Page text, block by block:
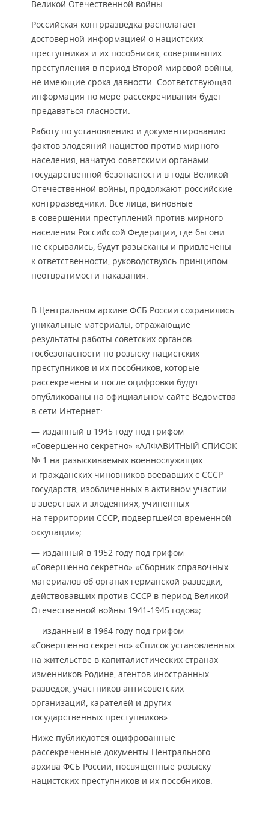
Великой Отечественной войны.
Российская контрразведка располагает
достоверной информацией о нацистских
преступниках и их пособниках, совершивших
преступления в период Второй мировой войны,
не имеющие срока давности. Соответствующая
информация по мере рассекречивания будет
предаваться гласности.
Работу по установлению и документированию
фактов злодеяний нацистов против мирного
населения, начатую советскими органами
государственной безопасности в годы Великой
Отечественной войны, продолжают российские
контрразведчики. Все лица, виновные
в совершении преступлений против мирного
населения Российской Федерации, где бы они
не скрывались, будут разысканы и привлечены
к ответственности, руководствуясь принципом
неотвратимости наказания.
В Центральном архиве ФСБ России сохранились
уникальные материалы, отражающие
результаты работы советских органов
госбезопасности по розыску нацистских
преступников и их пособников, которые
рассекречены и после оцифровки будут
опубликованы на официальном сайте Ведомства
в сети Интернет:
— изданный в 1945 году под грифом
«Совершенно секретно» «АЛФАВИТНЫЙ СПИСОК
№ 1 на разыскиваемых военнослужащих
и гражданских чиновников воевавших с СССР
государств, изобличенных в активном участии
в зверствах и злодеяниях, учиненных
на территории СССР, подвергшейся временной
оккупации»;
— изданный в 1952 году под грифом
«Совершенно секретно» «Сборник справочных
материалов об органах германской разведки,
действовавших против СССР в период Великой
Отечественной войны 1941-1945 годов»;
— изданный в 1964 году под грифом
«Совершенно секретно» «Список установленных
на жительстве в капиталистических странах
изменников Родине, агентов иностранных
разведок, участников антисоветских
организаций, карателей и других
государственных преступников»
Ниже публикуются оцифрованные
рассекреченные документы Центрального
архива ФСБ России, посвященные розыску
нацистских преступников и их пособников: